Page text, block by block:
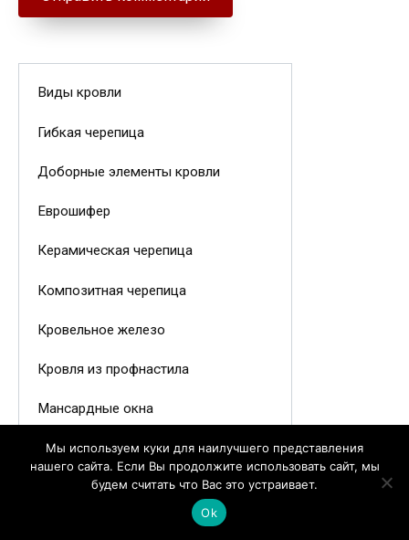
Виды кровли
Гибкая черепица
Доборные элементы кровли
Еврошифер
Керамическая черепица
Композитная черепица
Кровельное железо
Кровля из профнастила
Мансардные окна
Медная кровля
Мембранная кровля
Мы используем куки для наилучшего представления
нашего сайта. Если Вы продолжите использовать сайт, мы
будем считать что Вас это устраивает.
Ok